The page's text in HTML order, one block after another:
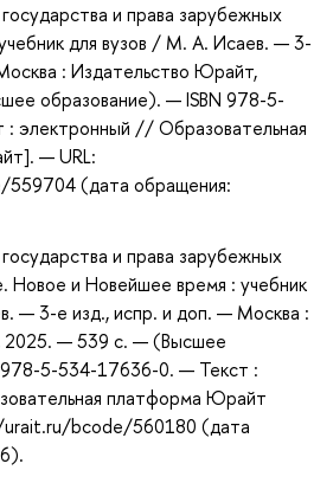
и права зарубежных
для вузов / М. А. Исаев. — 3-
: Издательство Юрайт,
образование). — ISBN 978-5-
электронный // Образовательная
— URL:
(дата обращения:
и права зарубежных
Новое и Новейшее время : учебник
— 3-е изд., испр. и доп. — Москва :
2025. — 539 с. — (Высшее
978-5-534-17636-0. — Текст :
платформа Юрайт
bcode/560180 (дата